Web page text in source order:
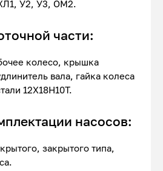
У2, У3, ОМ2.
части:
колесо, крышка
вала, гайка колеса
12Х18Н10Т.
насосов:
закрытого типа,